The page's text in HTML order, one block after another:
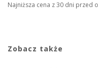
Najniższa cena z 30 dni przed
Zobacz także